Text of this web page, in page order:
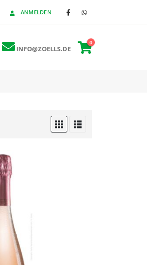
ANMELDEN
INFO@ZOELLS.DE
0